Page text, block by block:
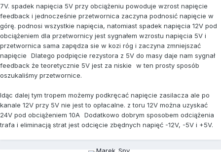
7V. spadek napięcia 5V przy obciążeniu powoduje wzrost napięcie
feedback i jednocześnie przetwornica zaczyna podnosić napięcie w
górę. podnosi wszystkie napięcia, natomiast spadek napięcia 12V pod
obciążeniem dla przetwornicy jest sygnałem wzrostu napięcia 5V i
przetwornica sama zapędza sie w kozi róg i zaczyna zmniejszać
napięcie
Dlatego podpięcie rezystora z 5V do masy daje nam sygnał
feedback że teoretycznie 5V jest za niskie
w ten prosty sposób
oszukaliśmy przetwornice.
Idąc dalej tym tropem możemy podkręcać napięcie zasilacza ale po
kanale 12V przy 5V nie jest to opłacalne. z toru 12V można uzyskać
24V pod obciążeniem 10A Dodatkowo dobrym sposobem odciążenia
trafa i eliminacją strat jest odcięcie zbędnych napięć -12V, -5V i +5V.